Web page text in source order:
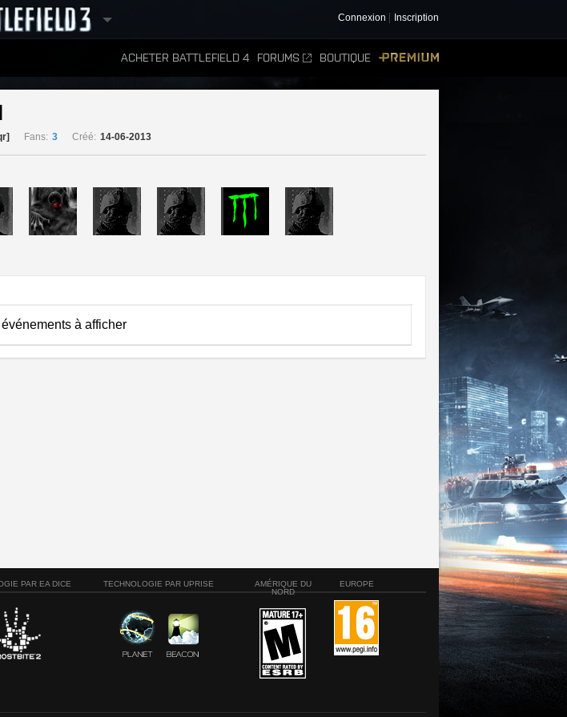
Connexion Inscription
ACHETER BATTLEFIELD 4 FORUMS BOUTIQUE
Fans: 3 Créé: 14-06-2013
à afficher
PAR EA DICE TECHNOLOGIE PAR UPRISE
AMÉRIQUE DU
NORD
EUROPE